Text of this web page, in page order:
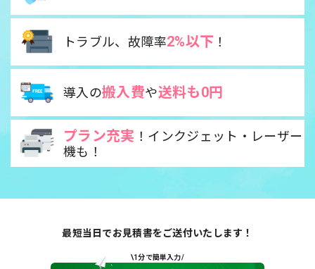
トラブル、故障率2%以下 ！
導入の搬入費や送料も0円
プラン充実 ！インクジェット・レーザー
機も！
最短当日でお見積書をご送付いたします！
\1分で簡単入力/